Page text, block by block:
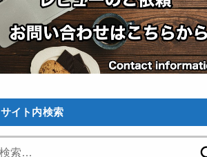
サイト内検索